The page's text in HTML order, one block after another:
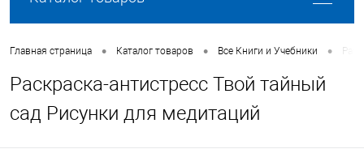
Главная страница • Каталог товаров • Все Книги и Учебники •
Раскраска-антистресс Твой тайный
сад Рисунки для медитаций